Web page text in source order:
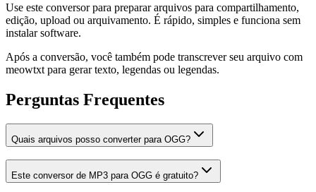
Use este conversor para preparar arquivos para compartilhamento,
edição, upload ou arquivamento. É rápido, simples e funciona sem
instalar software.
Após a conversão, você também pode transcrever seu arquivo com
meowtxt para gerar texto, legendas ou legendas.
Perguntas Frequentes
Quais arquivos posso converter para OGG?
Este conversor de MP3 para OGG é gratuito?